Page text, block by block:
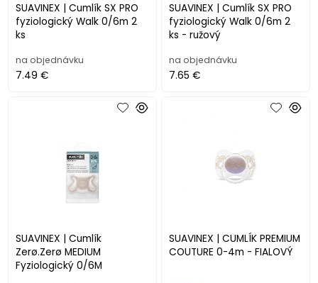
SUAVINEX | Cumlík SX PRO
fyziologický Walk 0/6m 2
ks
na objednávku
7.49 €
SUAVINEX | Cumlík SX PRO
fyziologický Walk 0/6m 2
ks - ružový
na objednávku
7.65 €
SUAVINEX | Cumlík
Zerø.Zerø MEDIUM
Fyziologický 0/6M
SUAVINEX | CUMLÍK PREMIUM
COUTURE 0-4m - FIALOVÝ